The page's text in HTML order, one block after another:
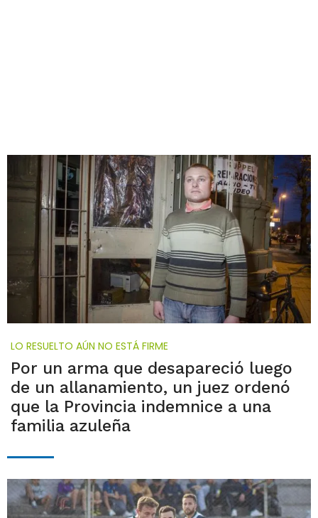
LO RESUELTO AÚN NO ESTÁ FIRME
Por un arma que desapareció luego
de un allanamiento, un juez ordenó
que la Provincia indemnice a una
familia azuleña